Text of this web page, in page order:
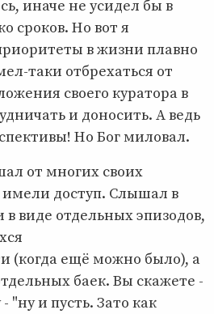
иначе не усидел бы в
сроков. Но вот я
в жизни плавно
таки отбрехаться от
своего куратора в
и доносить. А ведь
Но Бог миловал.
от многих своих
доступ. Слышал в
виде отдельных эпизодов,
(когда ещё можно было), а
баек. Вы скажете -
"ну и пусть. Зато как